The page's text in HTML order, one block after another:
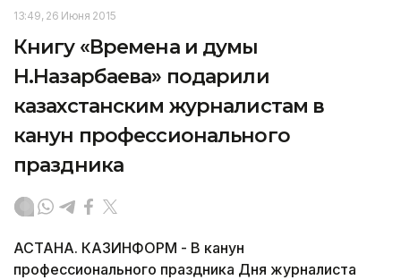
13:49, 26 Июня 2015
Книгу «Времена и думы
Н.Назарбаева» подарили
казахстанским журналистам в
канун профессионального
праздника
АСТАНА. КАЗИНФОРМ - В канун
профессионального праздника Дня журналиста